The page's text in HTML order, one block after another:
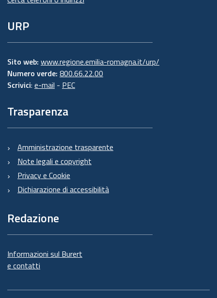
URP
Sito web: www.regione.emilia-romagna.it/urp/
Numero verde: 800.66.22.00
Scrivici: e-mail - PEC
Trasparenza
Amministrazione trasparente
Note legali e copyright
Privacy e Cookie
Dichiarazione di accessibilità
Redazione
Informazioni sul Burert
e contatti